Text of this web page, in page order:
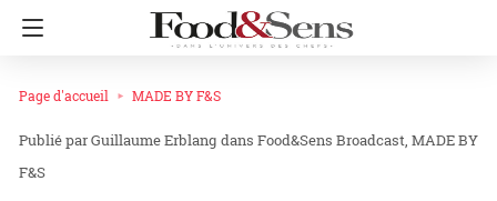
Page d'accueil MADE BY F&S
Guillaume Erblang dans Food&Sens Broadcast MADE BY
F&S